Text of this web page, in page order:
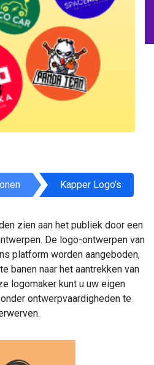
Kapper Logo's
zien aan het publiek door een
De logo-ontwerpen van
platform worden aangeboden,
banen naar het aantrekken van
logomaker kunt u uw eigen
ontwerpvaardigheden te